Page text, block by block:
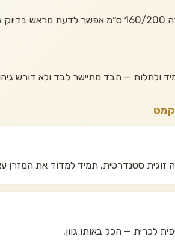
קמט
לכרית — הכל באותו גוון.